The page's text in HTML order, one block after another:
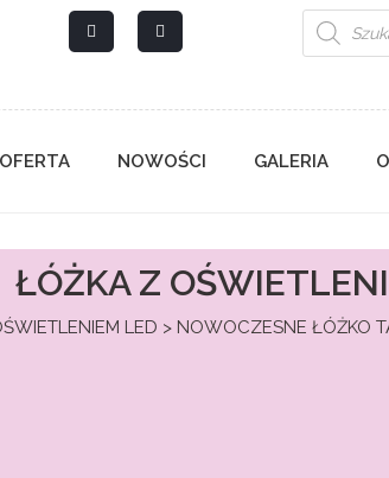
OFERTA NOWOŚCI GALERIA
ŁÓŻKA Z
LED > NOWOCZESNE ŁÓŻKO